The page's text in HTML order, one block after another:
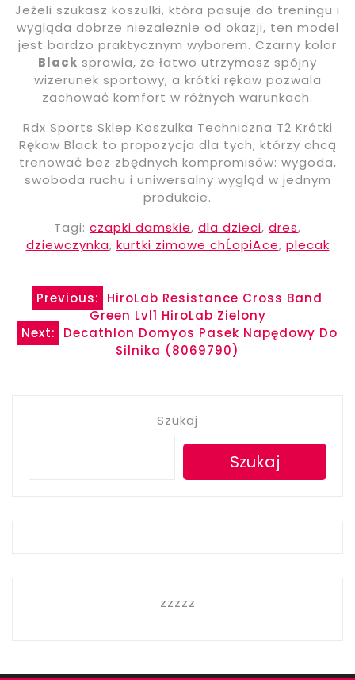
Jeżeli szukasz koszulki, która pasuje do treningu i
wygląda dobrze niezależnie od okazji, ten model
jest bardzo praktycznym wyborem. Czarny kolor
Black sprawia, że łatwo utrzymasz spójny
wizerunek sportowy, a krótki rękaw pozwala
zachować komfort w różnych warunkach.
Rdx Sports Sklep Koszulka Techniczna T2 Krótki
Rękaw Black to propozycja dla tych, którzy chcą
trenować bez zbędnych kompromisów: wygoda,
swoboda ruchu i uniwersalny wygląd w jednym
produkcie.
Tagi: czapki damskie, dla dzieci, dres,
dziewczynka, kurtki zimowe chĹopiÄce, plecak
Nawigacja
wpisu
Previous:
HiroLab Resistance Cross Band
Green Lvl1 HiroLab Zielony
Next:
Decathlon Domyos Pasek Napędowy Do
Silnika (8069790)
Szukaj
Szukaj
zzzzz